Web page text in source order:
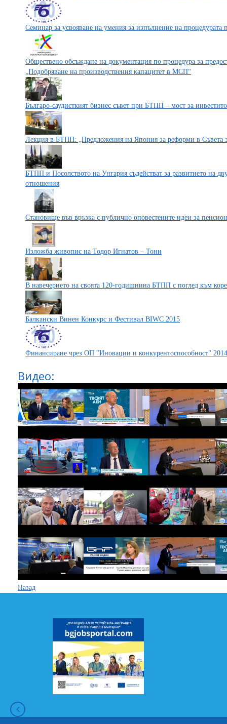
Семинар за усвояване на умения за изпълнение на
Обществено обсъждане на документация по процедура за
„Подобряване на производствения капацитет в МСП“
Българо-саудисткият бизнес съвет при БТПП – мост за
Лекция в БТПП: „Предложения на Япония за реформи в Съвета
БТПП и Посолството на Унгария съдействат за развитието на
отношения
Становище във връзка с публично оповестените идеи за
Изложба живопис на Тодор Игнатов – Тони
В навечерието на своята 120-годишнина БТПП с поглед към
Балкански Винен Конкурс и Фестивал BIWC 2015
Финансиране чрез ОП "Иновации и конкурентоспособност"
Видео:
Назад